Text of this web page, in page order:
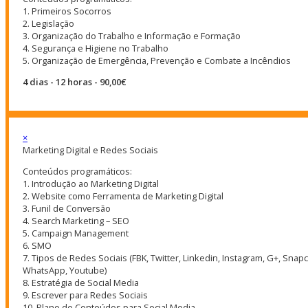
1. Primeiros Socorros
2. Legislação
3. Organização do Trabalho e Informação e Formação
4. Segurança e Higiene no Trabalho
5. Organização de Emergência, Prevenção e Combate a Incêndios
4 dias - 12 horas - 90,00€
×
Marketing Digital e Redes Sociais
Conteúdos programáticos:
1. Introdução ao Marketing Digital
2. Website como Ferramenta de Marketing Digital
3. Funil de Conversão
4. Search Marketing – SEO
5. Campaign Management
6. SMO
7. Tipos de Redes Sociais (FBK, Twitter, Linkedin, Instagram, G+,
WhatsApp, Youtube)
8. Estratégia de Social Media
9. Escrever para Redes Sociais